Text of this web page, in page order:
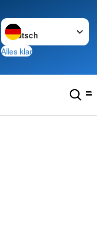
Sprache wechseln zu
Alles klar